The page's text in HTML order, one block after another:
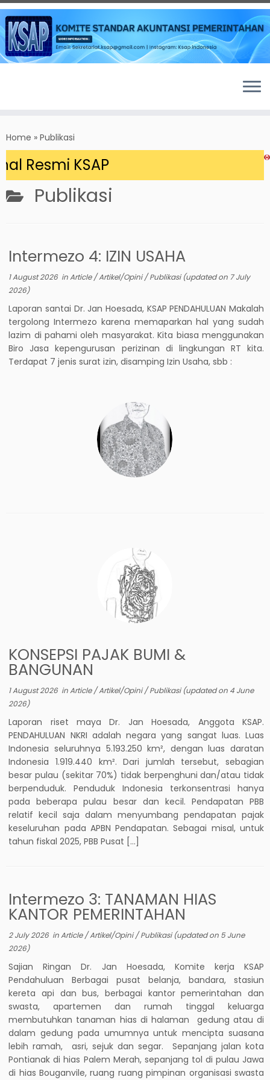
to
content
Home » Publikasi
KSAP
Publikasi
Intermezo 4: IZIN USAHA
1 August 2026inArticle/Artikel/Opini/Publikasi(updated on 7 July
2026)
Laporan santai Dr. Jan Hoesada, KSAP PENDAHULUAN Makalah
tergolong Intermezo karena memaparkan hal yang sudah
lazim di pahami oleh masyarakat. Kita biasa menggunakan
Biro Jasa kepengurusan perizinan di lingkungan RT kita.
Terdapat 7 jenis surat izin, disamping Izin Usaha, sbb :
KONSEPSI PAJAK BUMI &
BANGUNAN
1 August 2026inArticle/Artikel/Opini/Publikasi(updated on 4 June
2026)
Laporan riset maya Dr. Jan Hoesada, Anggota KSAP.
PENDAHULUAN NKRI adalah negara yang sangat luas. Luas
Indonesia seluruhnya 5.193.250 km², dengan luas daratan
Indonesia 1.919.440 km². Dari jumlah tersebut, sebagian
besar pulau (sekitar 70%) tidak berpenghuni dan/atau tidak
berpenduduk. Penduduk Indonesia terkonsentrasi hanya
pada beberapa pulau besar dan kecil. Pendapatan PBB
relatif kecil saja dalam menyumbang pendapatan pajak
keseluruhan pada APBN Pendapatan. Sebagai misal, untuk
tahun fiskal 2025, PBB Pusat […]
Intermezo 3: TANAMAN HIAS
KANTOR PEMERINTAHAN
2 July 2026inArticle/Artikel/Opini/Publikasi(updated on 5 June
2026)
Sajian Ringan Dr. Jan Hoesada, Komite kerja KSAP
Pendahuluan Berbagai pusat belanja, bandara, stasiun
kereta api dan bus, berbagai kantor pemerintahan dan
swasta, apartemen dan rumah tinggal keluarga
membutuhkan tanaman hias di halaman gedung atau di
dalam gedung pada umumnya untuk mencipta suasana
lebih ramah, asri, sejuk dan segar. Sepanjang jalan kota
Pontianak di hias Palem Merah, sepanjang tol di pulau Jawa
di hias Bouganvile, ruang ruang pimpinan organisasi swasta